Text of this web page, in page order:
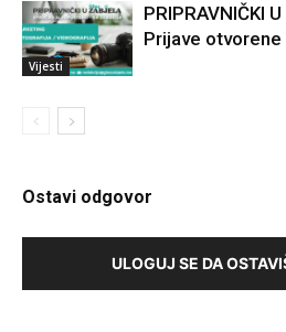
Vijesti
PRIPRAVNIČKI
Prijave
Ostavi odgovor
ULOGUJ SE DA